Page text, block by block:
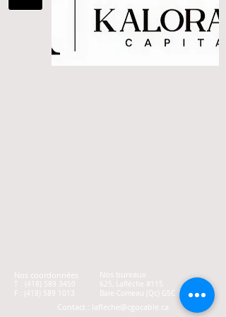
Nos bureaux
625, Laflèche #115
Baie-Comeau (Qc) G5C 1C5
Nos coordonnées
T :
(418) 589 3450
F :
(418) 589 1013
Contact : lafleche@cgocable.ca